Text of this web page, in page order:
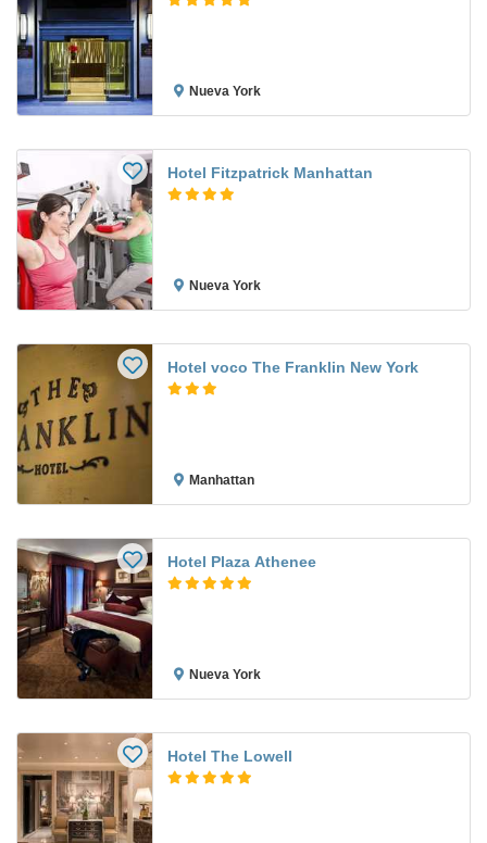
Nueva York
Hotel Fitzpatrick Manhattan
Nueva York
Hotel voco The Franklin New York
Manhattan
Hotel Plaza Athenee
Nueva York
Hotel The Lowell